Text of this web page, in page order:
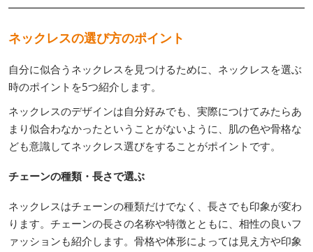
ネックレスの選び方のポイント
自分に似合うネックレスを見つけるために、ネックレスを選ぶ
時のポイントを5つ紹介します。
ネックレスのデザインは自分好みでも、実際につけてみたらあ
まり似合わなかったということがないように、肌の色や骨格な
ども意識してネックレス選びをすることがポイントです。
チェーンの種類・長さで選ぶ
ネックレスはチェーンの種類だけでなく、長さでも印象が変わ
ります。チェーンの長さの名称や特徴とともに、相性の良いフ
ァッションも紹介します。骨格や体形によっては見え方や印象